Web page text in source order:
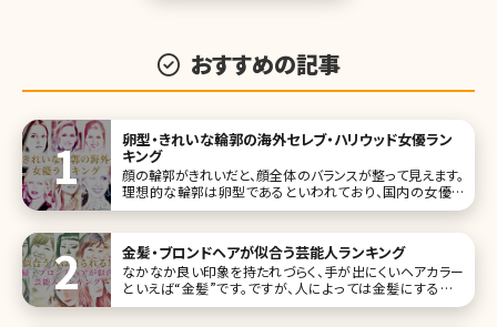
おすすめの記事
卵型・きれいな輪郭の海外セレブ・ハリウッド女優ラン
キング
顔の輪郭がきれいだと、顔全体のバランスが整って見えます。
理想的な輪郭は卵型であるといわれており、国内の女優さ
んの中にもきれいな卵型の輪郭を持った方が大勢存在して
は、きれいな輪郭トップ10、海外セレブ女優版をご紹介するこ
とにしましょう。
金髪・ブロンドヘアが似合う芸能人ランキング
なかなか良い印象を持たれづらく、手が出にくいヘアカラー
といえば“金髪”です。ですが、人によっては金髪にすること
で、魅力を最大限引き出せる場合もあります。 そこで今回は、